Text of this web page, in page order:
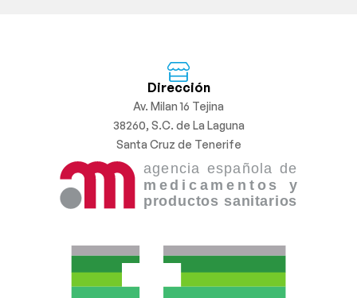
Dirección
Av. Milan 16 Tejina
38260, S.C. de La Laguna
Santa Cruz de Tenerife